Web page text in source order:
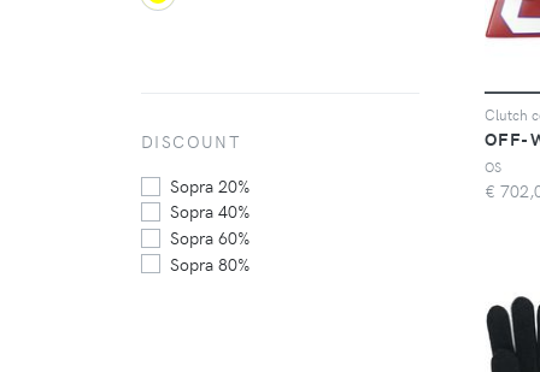
Clutch
OFF-
OS
€
DISCOUNT
Sopra 20%
Sopra 40%
Sopra 60%
Sopra 80%